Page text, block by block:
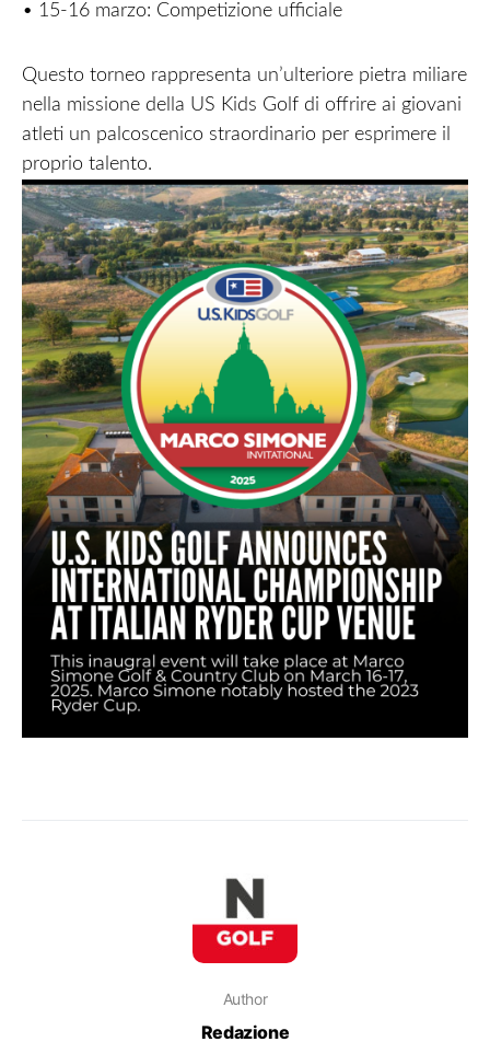
• 15-16 marzo: Competizione ufficiale
Questo torneo rappresenta un’ulteriore pietra miliare
nella missione della US Kids Golf di offrire ai giovani
atleti un palcoscenico straordinario per esprimere il
proprio talento.
Author
Redazione